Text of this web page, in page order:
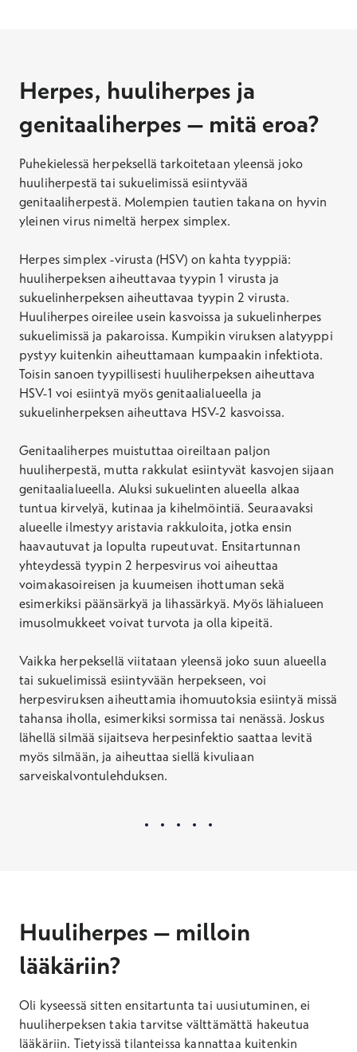
Herpes, huuliherpes ja
genitaaliherpes – mitä eroa?
Puhekielessä herpeksellä tarkoitetaan yleensä joko
huuliherpestä tai sukuelimissä esiintyvää
genitaaliherpestä. Molempien tautien takana on hyvin
yleinen virus nimeltä herpex simplex.
Herpes simplex -virusta (HSV) on kahta tyyppiä:
huuliherpeksen aiheuttavaa tyypin 1 virusta ja
sukuelinherpeksen aiheuttavaa tyypin 2 virusta.
Huuliherpes oireilee usein kasvoissa ja sukuelinherpes
sukuelimissä ja pakaroissa. Kumpikin viruksen alatyyppi
pystyy kuitenkin aiheuttamaan kumpaakin infektiota.
Toisin sanoen tyypillisesti huuliherpeksen aiheuttava
HSV-1 voi esiintyä myös genitaalialueella ja
sukuelinherpeksen aiheuttava HSV-2 kasvoissa.
Genitaaliherpes muistuttaa oireiltaan paljon
huuliherpestä, mutta rakkulat esiintyvät kasvojen sijaan
genitaalialueella. Aluksi sukuelinten alueella alkaa
tuntua kirvelyä, kutinaa ja kihelmöintiä. Seuraavaksi
alueelle ilmestyy aristavia rakkuloita, jotka ensin
haavautuvat ja lopulta rupeutuvat. Ensitartunnan
yhteydessä tyypin 2 herpesvirus voi aiheuttaa
voimakasoireisen ja kuumeisen ihottuman sekä
esimerkiksi päänsärkyä ja lihassärkyä. Myös lähialueen
imusolmukkeet voivat turvota ja olla kipeitä.
Vaikka herpeksellä viitataan yleensä joko suun alueella
tai sukuelimissä esiintyvään herpekseen, voi
herpesviruksen aiheuttamia ihomuutoksia esiintyä missä
tahansa iholla, esimerkiksi sormissa tai nenässä. Joskus
lähellä silmää sijaitseva herpesinfektio saattaa levitä
myös silmään, ja aiheuttaa siellä kivuliaan
sarveiskalvontulehduksen.
Huuliherpes – milloin
lääkäriin?
Oli kyseessä sitten ensitartunta tai uusiutuminen, ei
huuliherpeksen takia tarvitse välttämättä hakeutua
lääkäriin. Tietyissä tilanteissa kannattaa kuitenkin